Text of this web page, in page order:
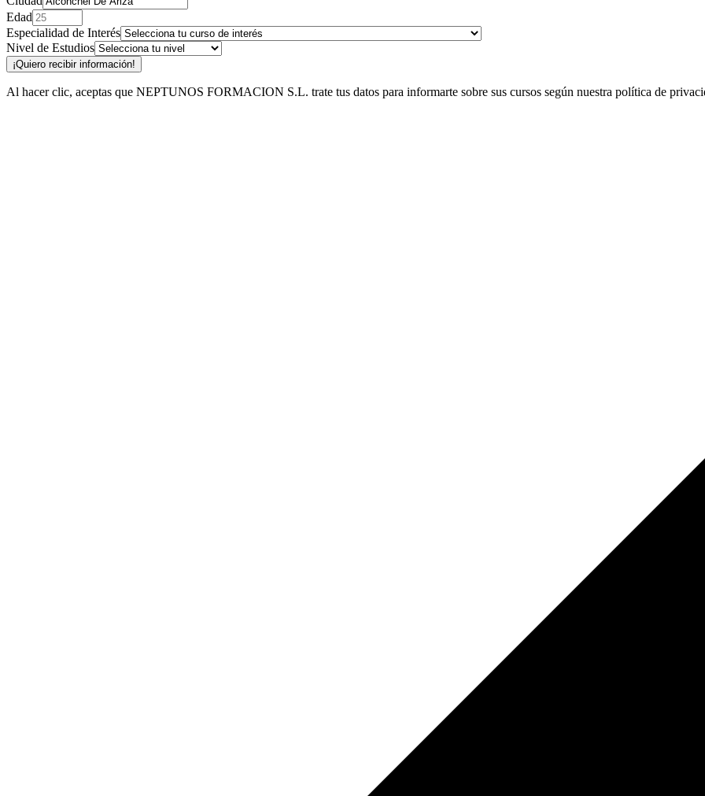
Edad
Especialidad de Interés
Nivel de Estudios
¡Quiero recibir información!
Al hacer clic, aceptas que NEPTUNOS FORMACION S.L. trate tus datos para informarte sobre sus cursos según nuestra política de